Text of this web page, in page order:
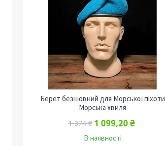
Берет безшовний для Морської піхоти
Морська хвиля
1 374 ₴ 1 099,20 ₴
В наявності